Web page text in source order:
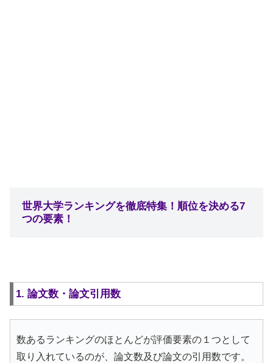
世界大学ランキングを徹底特集！順位を決める7
つの要素！
1. 論文数・論文引用数
数あるランキングのほとんどが評価要素の１つとして
取り入れているのが、論文数及び論文の引用数です。